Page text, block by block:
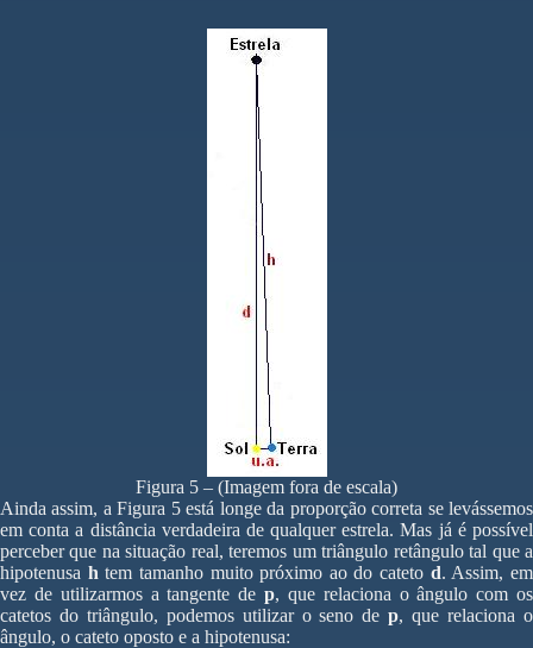
Figura 5 – (Imagem fora de escala)
Ainda assim, a Figura 5 está longe da proporção correta se levássemos
em conta a distância verdadeira de qualquer estrela. Mas já é possível
perceber que na situação real, teremos um triângulo retângulo tal que a
hipotenusa h tem tamanho muito próximo ao do cateto d. Assim, em
vez de utilizarmos a tangente de p, que relaciona o ângulo com os
catetos do triângulo, podemos utilizar o seno dep, que relaciona o
ângulo, o cateto oposto e a hipotenusa: